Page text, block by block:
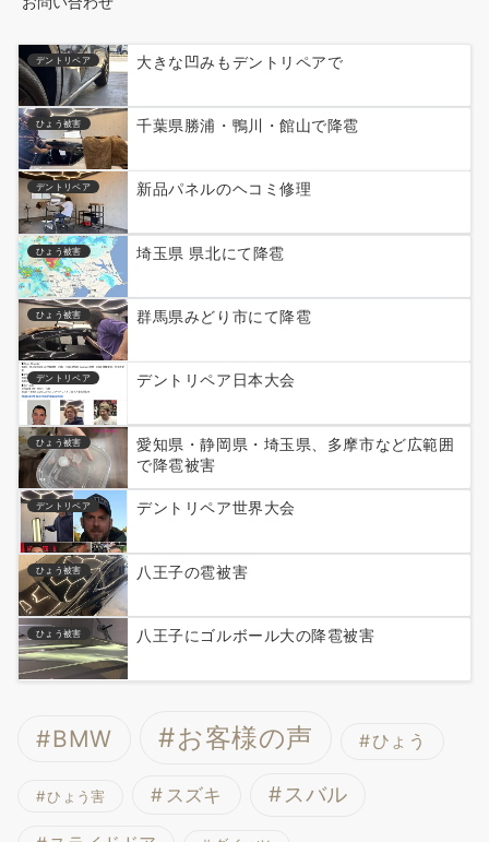
デントリペア 大きな凹みもデントリペアで
ひょう被害 千葉県勝浦・鴨川・館山で降雹
デントリペア 新品パネルのヘコミ修理
ひょう被害 埼玉県 県北にて降雹
ひょう被害 群馬県みどり市にて降雹
デントリペア デントリペア日本大会
ひょう被害
愛知県・静岡県・埼玉県、多摩市など広範囲
で降雹被害
デントリペア デントリペア世界大会
ひょう被害 八王子の雹被害
ひょう被害 八王子にゴルボール大の降雹被害
BMW お客様の声 ひょう
ひょう害 スズキ スバル